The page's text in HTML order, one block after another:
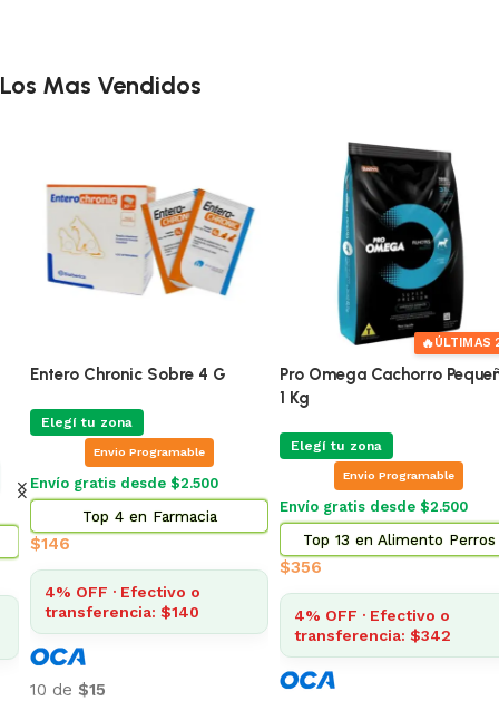
Los Mas Vendidos
Entero Chronic Sobre 4 G
Elegí tu zona
Envio Programable
Envío gratis desde $2.500
Top 4 en Farmacia
$146
4% OFF · Efectivo o
transferencia: $140
10 de$15
🔥ÚLTIMAS 2
Pro Omega Cachorro
1 Kg
Elegí tu zona
Envio Programable
Envío gratis desde $2.500
Top 13 en Alimento Perros
$356
4% OFF · Efectivo o
transferencia: $342